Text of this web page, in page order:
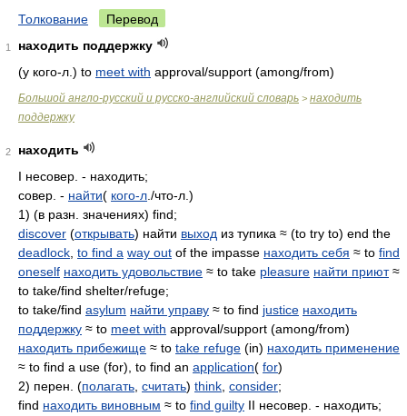
Толкование Перевод
1
находить поддержку
(у кого-л.) to meet with approval/support (among/from)
Большой англо-русский и русско-английский словарь > находить
поддержку
2
находить
I несовер. - находить;
совер. - найти( кого-л ./что-л.)
1) (в разн. значениях) find;
discover (открывать) найти выход из тупика ≈ (to try to) end the
deadlock to find a way out of the impasse находить себя ≈ to find
oneself находить удовольствие ≈ to take pleasure найти приют≈
to take/find shelter/refuge;
to take/find asylum найти управу ≈ to find justice находить
поддержку ≈ to meet with approval/support (among/from)
находить прибежище ≈ to take refuge (in) находить применение
≈ to find a use (for), to find an application( for)
2) перен. (полагать считать) think consider;
find находить виновным ≈ to find guilty II несовер. - находить;